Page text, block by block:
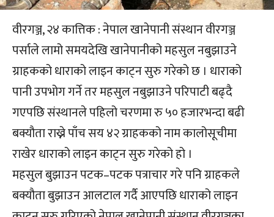
वीरगञ्ज, २४ कात्तिक : नेपाल खानेपानी संस्थान वीरगञ्ज
पर्साले लामो समयदेखि खानेपानीको महसुल नबुझाउने
ग्राहकको धाराको लाइन काट्न सुरु गरेको छ । धाराको
पानी उपभोग गर्ने तर महसुल नबुझाउने परिपाटी बढ्दै
गएपछि संस्थानले पहिलो चरणमा रु ५० हजारभन्दा बढी
बक्यौता राख्ने पाँच सय ४२ ग्राहकको नाम कालोसूचीमा
राखेर धाराको लाइन काट्न सुरु गरेको हो ।
महसुल बुझाउन पटक–पटक पत्राचार गरे पनि ग्राहकले
बक्यौता बुझाउन आलटाल गर्दै आएपछि धाराको लाइन